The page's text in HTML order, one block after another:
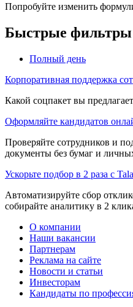
Попробуйте изменить
Быстрые фильтры
Полный день
Корпоративная поддержка
Какой соцпакет вы
Оформляйте кандидатов
Проверяйте сотрудников и
документы без бумаг и
Ускорьте подбор в 2 раза с
Автоматизируйте сбор
собирайте аналитику в 2
О компании
Наши вакансии
Партнерам
Реклама на сайте
Новости и статьи
Инвесторам
Кандидаты по